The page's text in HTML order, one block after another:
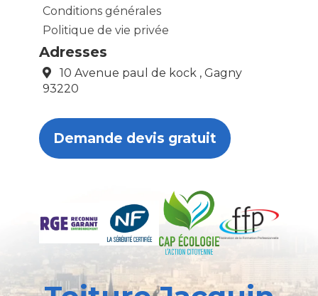
Conditions générales
Politique de vie privée
Adresses
10 Avenue paul de kock , Gagny
93220
Demande devis gratuit